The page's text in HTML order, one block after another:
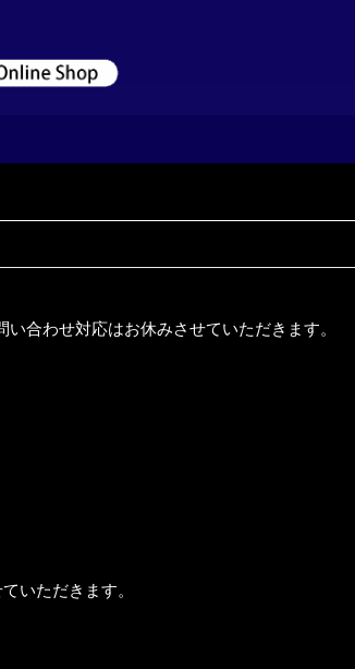
合わせ対応はお休みさせていただきます。
いただきます。